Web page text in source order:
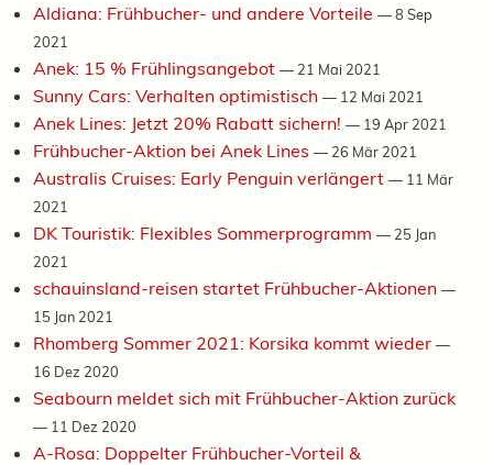
Aldiana: Frühbucher- und andere Vorteile —8 Sep
2021
Anek: 15 % Frühlingsangebot — 21 Mai 2021
Sunny Cars: Verhalten optimistisch — 12 Mai 2021
Anek Lines: Jetzt 20% Rabatt sichern! — 19 Apr 2021
Frühbucher-Aktion bei Anek Lines — 26 Mär 2021
Australis Cruises: Early Penguin verlängert — 11 Mär
2021
DK Touristik: Flexibles Sommerprogramm — 25 Jan
2021
schauinsland-reisen startet Frühbucher-Aktionen —
15 Jan 2021
Rhomberg Sommer 2021: Korsika kommt wieder —
16 Dez 2020
Seabourn meldet sich mit Frühbucher-Aktion zurück
— 11 Dez 2020
A-Rosa: Doppelter Frühbucher-Vorteil &